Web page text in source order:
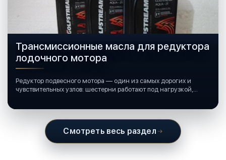
Трансмиссионные масла для редуктора
лодочного мотора
Редуктор подвесного мотора — один из самых дорогих и
чувствительных узлов: шестерни работают под нагрузкой,
Смотреть весь раздел